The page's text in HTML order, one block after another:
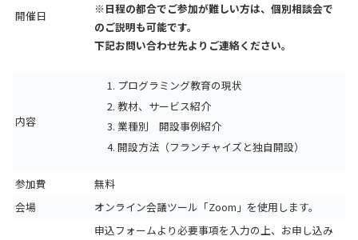
開催日
※日程の都合でご参加が難しい方は、個別相談会で
のご説明も可能です。
下記お問い合わせ先よりご連絡ください。
内容
プログラミング教育の現状
教材、サービス紹介
業種別 開設事例紹介
開設方法（フランチャイズと独自開設）
参加費
無料
会場
オンライン会議ツール「Zoom」を使用します。
申込フォームより必要事項を入力の上、お申し込み